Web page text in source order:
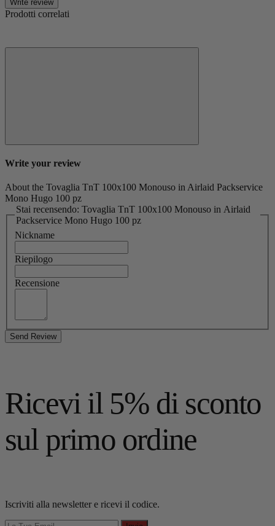
Write review
Prodotti correlati
Write your review
About the Tovaglia TnT 100x100 Monouso in Airlaid Packservice
Mono Hugo 100 pz
Stai recensendo: Tovaglia TnT 100x100 Monouso in Airlaid
Packservice Mono Hugo 100 pz
Nickname
Riepilogo
Recensione
Send Review
Ricevi il 5% di sconto
sul primo ordine
Iscriviti alla newsletter e ricevi il codice.